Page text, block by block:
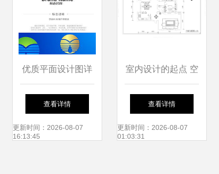
优质平面设计图详
解与精品素材下载
指南
查看详情
更新时间：2026-08-07
16:13:45
室内设计的起点 空
间的重塑与表达
查看详情
更新时间：2026-08-07
01:03:31